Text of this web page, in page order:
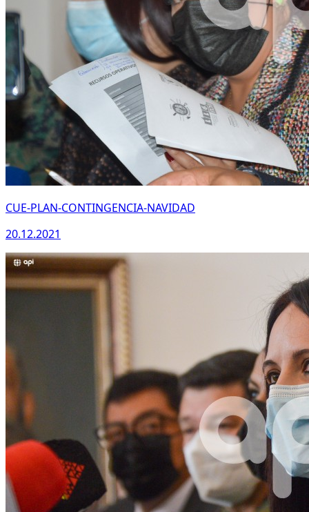
CUE-PLAN-CONTINGENCIA-NAVIDAD
20.12.2021